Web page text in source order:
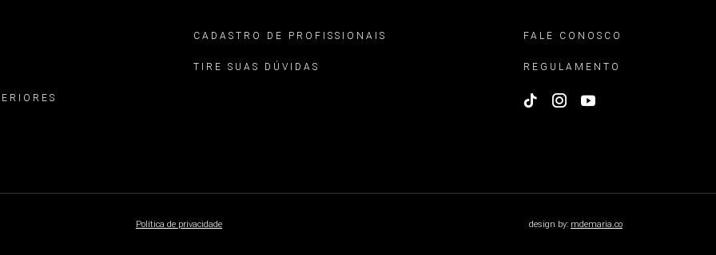
CADASTRO DE PROFISSIONAIS
TIRE SUAS DÚVIDAS
FALE CONOSCO
REGULAMENTO
Política de privacidade design by: mdemaria.co